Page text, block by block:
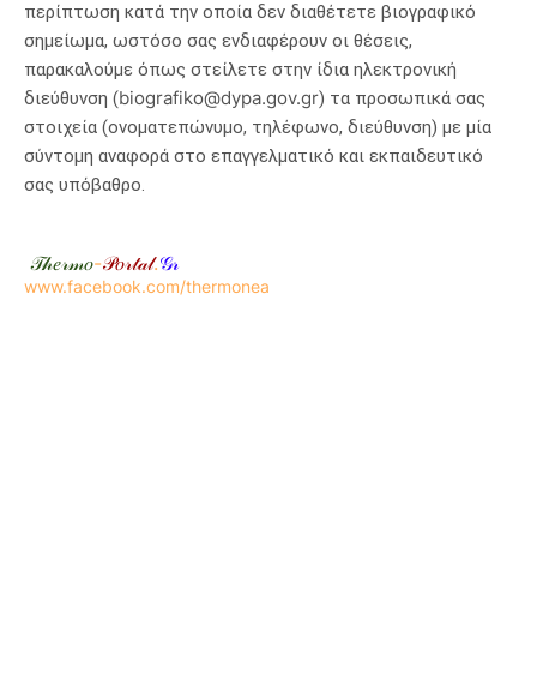
περίπτωση κατά την οποία δεν διαθέτετε βιογραφικό
σημείωμα, ωστόσο σας ενδιαφέρουν οι θέσεις,
παρακαλούμε όπως στείλετε στην ίδια ηλεκτρονική
διεύθυνση (biografiko@dypa.gov.gr) τα προσωπικά σας
στοιχεία (ονοματεπώνυμο, τηλέφωνο, διεύθυνση) με μία
σύντομη αναφορά στο επαγγελματικό και εκπαιδευτικό
σας υπόβαθρο.
𝒯𝒽𝑒𝓇𝓂𝑜-𝒫𝑜𝓇𝓉𝒶𝓁.𝒢𝓇
www.facebook.com/thermonea